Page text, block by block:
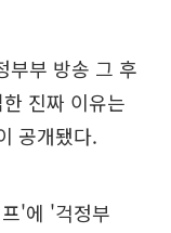
부부 방송 그 후
진짜 이유는
공개됐다.
'에 '걱정부